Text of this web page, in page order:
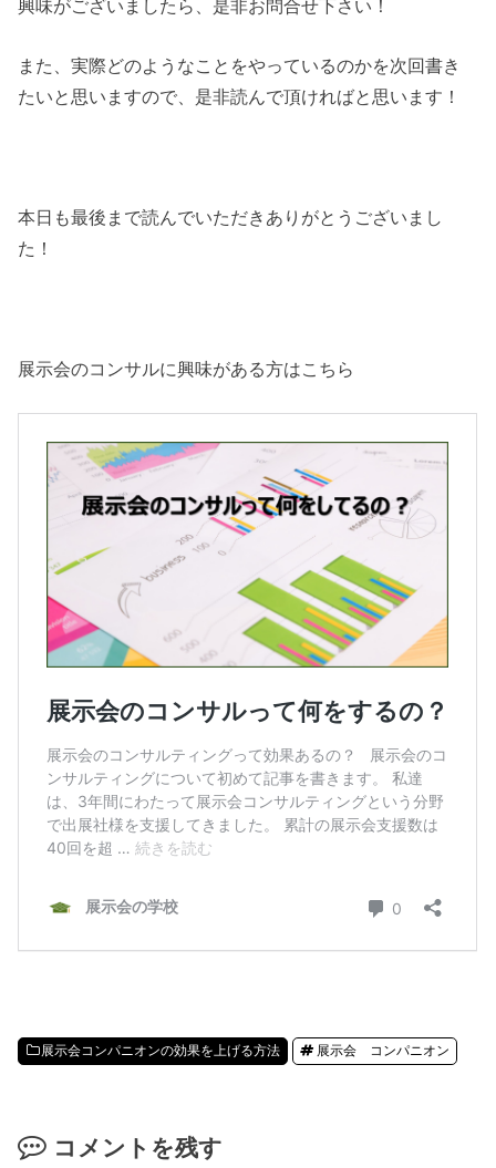
興味がございましたら、是非お問合せ下さい！
また、実際どのようなことをやっているのかを次回書き
たいと思いますので、是非読んで頂ければと思います！
本日も最後まで読んでいただきありがとうございまし
た！
展示会のコンサルに興味がある方はこちら
展示会コンパニオンの効果を上げる方法 展示会 コンパニオン
コメントを残す